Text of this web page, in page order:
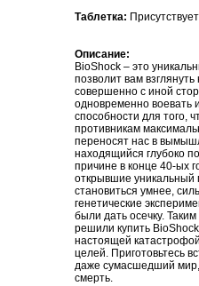
Таблетка:
Описание:
BioShock – это
позволит вам
совершенно с иной
одновременно воевать
способности для того,
противникам
переносят нас в
находящийся глубоко
причине в конце 40-ых
открывшие уникальный
становиться умнее,
генетические
были дать осечку.
решили купить
настоящей
целей. Приготовьтесь
даже сумасшедший мир,
смерть.